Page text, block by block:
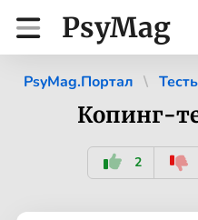
PsyMag
PsyMag.Портал
Копинг-
2